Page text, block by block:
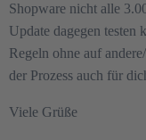
Shopware nicht alle
Update dagegen testen
Regeln ohne auf
der Prozess auch für
Viele Grüße